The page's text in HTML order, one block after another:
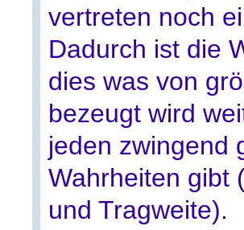
vertreten noch
Dadurch ist die
dies was von
bezeugt wird
jeden zwingend
Wahrheiten gibt
und Tragweite).